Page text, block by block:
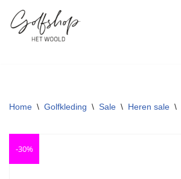
Ga
Home \ Golfkleding \ Sale \ Heren sale \
-30%